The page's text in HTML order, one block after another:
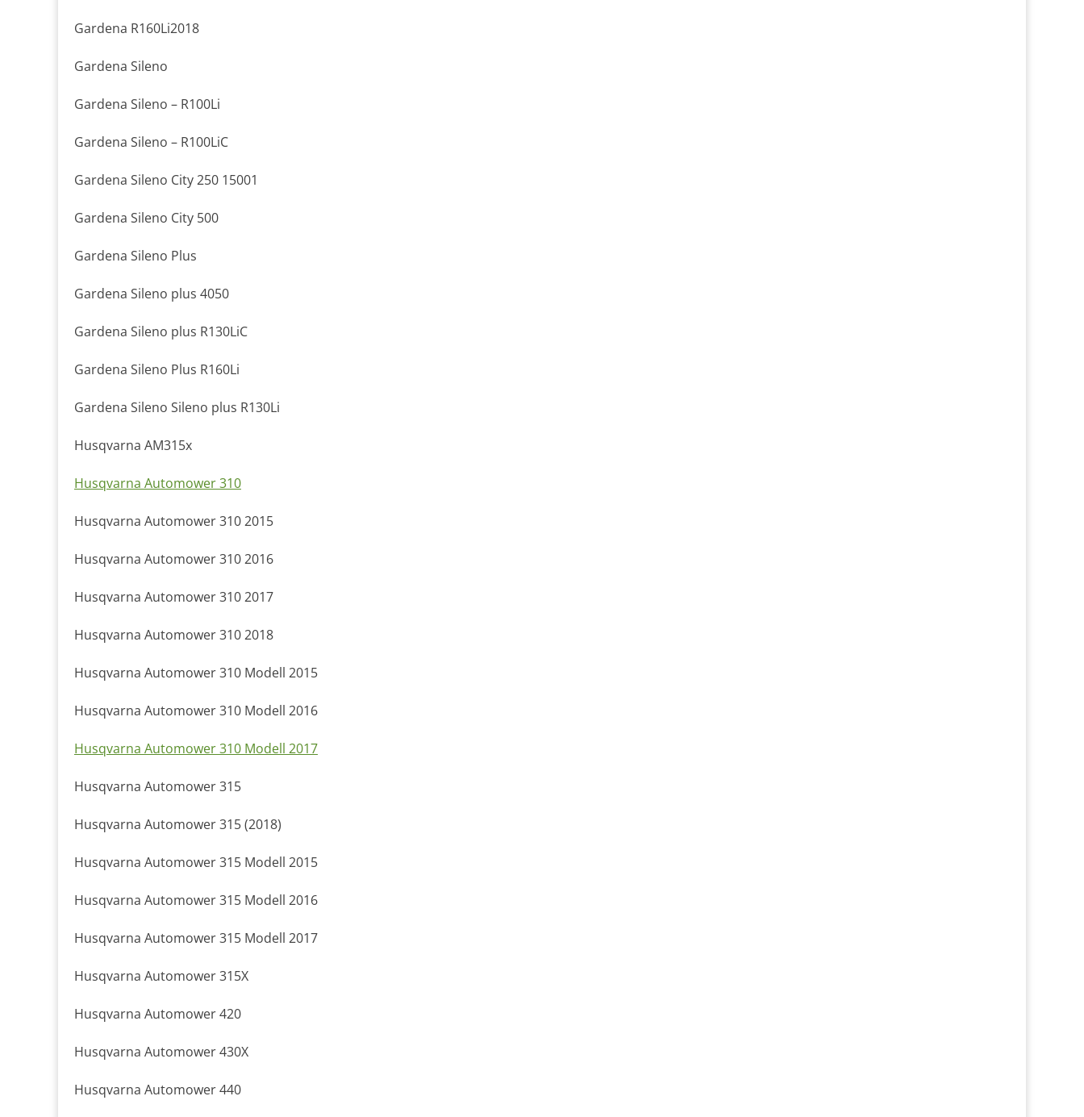
Gardena R160Li2018
Gardena Sileno
Gardena Sileno – R100Li
Gardena Sileno – R100LiC
Gardena Sileno City 250 15001
Gardena Sileno City 500
Gardena Sileno Plus
Gardena Sileno plus 4050
Gardena Sileno plus R130LiC
Gardena Sileno Plus R160Li
Gardena Sileno Sileno plus R130Li
Husqvarna AM315x
Husqvarna Automower 310
Husqvarna Automower 310 2015
Husqvarna Automower 310 2016
Husqvarna Automower 310 2017
Husqvarna Automower 310 2018
Husqvarna Automower 310 Modell 2015
Husqvarna Automower 310 Modell 2016
Husqvarna Automower 310 Modell 2017
Husqvarna Automower 315
Husqvarna Automower 315 (2018)
Husqvarna Automower 315 Modell 2015
Husqvarna Automower 315 Modell 2016
Husqvarna Automower 315 Modell 2017
Husqvarna Automower 315X
Husqvarna Automower 420
Husqvarna Automower 430X
Husqvarna Automower 440